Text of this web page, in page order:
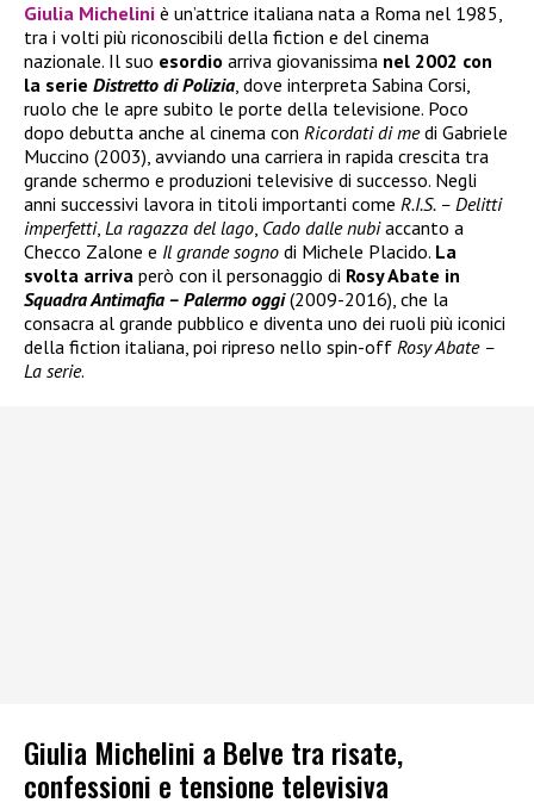
Giulia Michelini è un’attrice italiana nata a Roma nel 1985,
tra i volti più riconoscibili della fiction e del cinema
nazionale. Il suo esordio arriva giovanissima nel 2002 con
la serie Distretto di Polizia, dove interpreta Sabina Corsi,
ruolo che le apre subito le porte della televisione. Poco
dopo debutta anche al cinema con Ricordati di medi Gabriele
Muccino (2003), avviando una carriera in rapida crescita tra
grande schermo e produzioni televisive di successo. Negli
anni successivi lavora in titoli importanti come R.I.S. – Delitti
imperfetti, La ragazza del lago, Cado dalle nubiaccanto a
Checco Zalone e Il grande sogno di Michele Placido. La
svolta arriva però con il personaggio di Rosy Abate in
Squadra Antimafia – Palermo oggi(2009-2016), che la
consacra al grande pubblico e diventa uno dei ruoli più iconici
della fiction italiana, poi ripreso nello spin-off Rosy Abate –
La serie.
Giulia Michelini a Belve tra risate,
confessioni e tensione televisiva